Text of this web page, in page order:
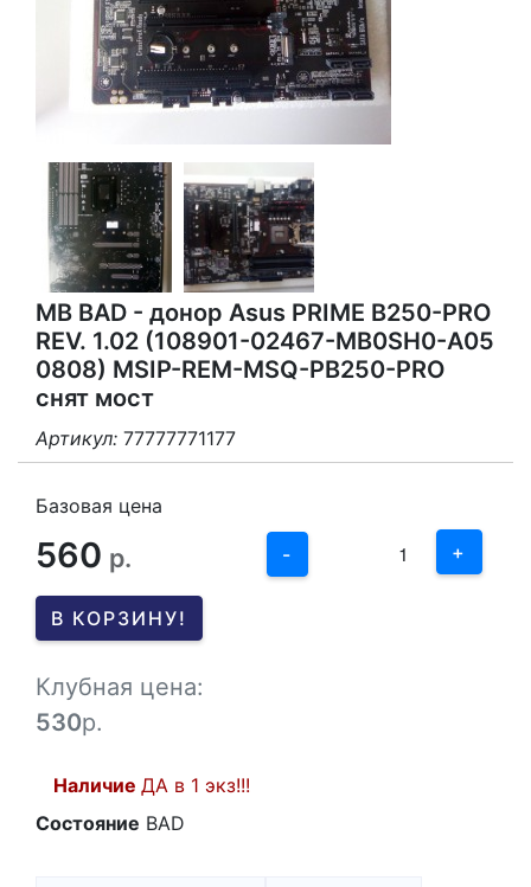
MB BAD - донор Asus PRIME B250-PRO
REV. 1.02 (108901-02467-MB0SH0-A05
0808) MSIP-REM-MSQ-PB250-PRO
снят мост
Артикул: 77777771177
Базовая цена
560 р. -
3
1
+
В КОРЗИНУ!
Клубная цена:
530р.
Наличие ДА в 1 экз!!!
Состояние BAD